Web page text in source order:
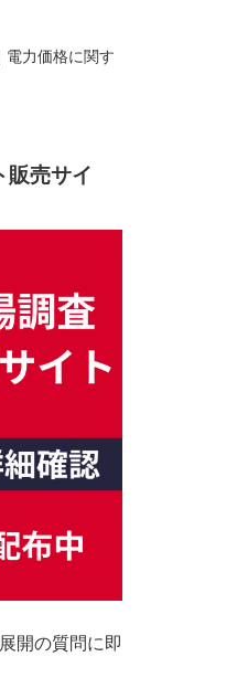
電力価格に関す
販売サイ
開の質問に即